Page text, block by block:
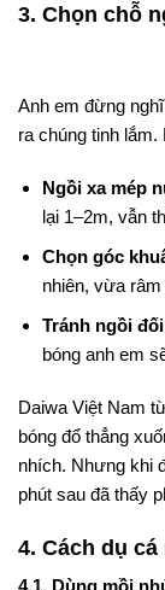
3. Chọn chỗ
Anh em đừng
ra chúng tinh lắm.
Ngồi xa mép
lại 1–2m, vẫn
Chọn góc
nhiên, vừa
Tránh ngồi
bóng anh em
Daiwa Việt Nam
bóng đổ thẳng
nhích. Nhưng khi
phút sau đã thấy
4. Cách dụ
4.1. Dùng mồi